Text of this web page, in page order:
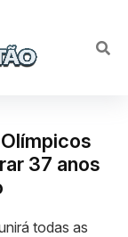
37 anos
todas as